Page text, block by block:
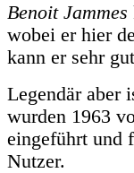
Benoit Jammes
wobei er hier
kann er sehr
Legendär aber
wurden 1963
eingeführt und
Nutzer.